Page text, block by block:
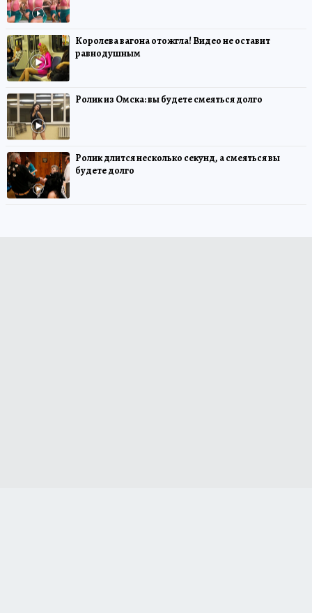
Королева вагона отожгла! Видео не оставит
равнодушным
Ролик из Омска: вы будете смеяться долго
Ролик длится несколько секунд, а смеяться вы
будете долго